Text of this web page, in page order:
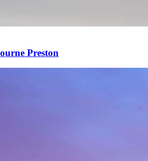
Preston